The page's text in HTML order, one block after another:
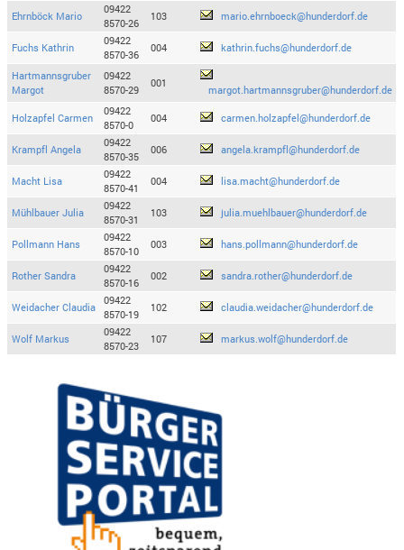
Ehrnböck Mario
09422
8570-26
103 mario.ehrnboeck@hunderdorf.de
Fuchs Kathrin
09422
8570-36
004 kathrin.fuchs@hunderdorf.de
Hartmannsgruber
Margot
09422
8570-29
001
margot.hartmannsgruber@hunderdorf.de
Holzapfel Carmen
09422
8570-0
004 carmen.holzapfel@hunderdorf.de
Krampfl Angela
09422
8570-35
006 angela.krampfl@hunderdorf.de
Macht Lisa
09422
8570-41
004 lisa.macht@hunderdorf.de
Mühlbauer Julia
09422
8570-31
103 julia.muehlbauer@hunderdorf.de
Pollmann Hans
09422
8570-10
003 hans.pollmann@hunderdorf.de
Rother Sandra
09422
8570-16
002 sandra.rother@hunderdorf.de
Weidacher Claudia
09422
8570-19
102 claudia.weidacher@hunderdorf.de
Wolf Markus
09422
8570-23
107 markus.wolf@hunderdorf.de